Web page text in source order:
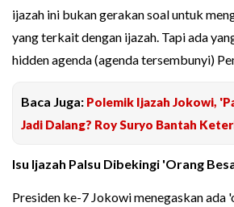
ijazah ini bukan gerakan soal untuk
yang terkait dengan ijazah. Tapi ada
hidden agenda (agenda tersembunyi)
Baca Juga: Polemik Ijazah Jokowi,
Jadi Dalang? Roy Suryo Bantah
Isu Ijazah Palsu Dibekingi 'Orang
Presiden ke-7 Jokowi menegaskan ada